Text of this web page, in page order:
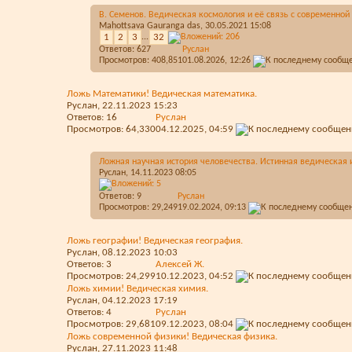
В. Семенов. Ведическая космология и её связь с современной
Mahottsava Gauranga das, 30.05.2021 15:08
1 2 3 ... 32
Ответов: 627
Просмотров: 408,851
Руслан
01.08.2026, 12:26
Ложь Математики! Ведическая математика.
Руслан, 22.11.2023 15:23
Ответов: 16
Просмотров: 64,330
Руслан
04.12.2025, 04:59
Ложная научная история человечества. Истинная ведическая
Руслан, 14.11.2023 08:05
Ответов: 9
Просмотров: 29,249
Руслан
19.02.2024, 09:13
Ложь географии! Ведическая география.
Руслан, 08.12.2023 10:03
Ответов: 3
Просмотров: 24,299
Алексей Ж.
10.12.2023, 04:52
Ложь химии! Ведическая химия.
Руслан, 04.12.2023 17:19
Ответов: 4
Просмотров: 29,681
Руслан
09.12.2023, 08:04
Ложь современной физики! Ведическая физика.
Руслан, 27.11.2023 11:48